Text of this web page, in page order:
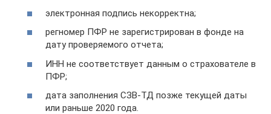
электронная подпись некорректна;
регномер ПФР не зарегистрирован в фонде на
дату проверяемого отчета;
ИНН не соответствует данным о страхователе в
ПФР;
дата заполнения СЗВ-ТД позже текущей даты
или раньше 2020 года.